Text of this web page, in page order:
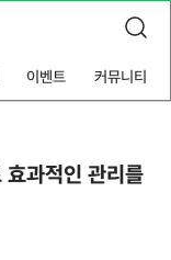
이벤트 커뮤니티
과적인 관리를